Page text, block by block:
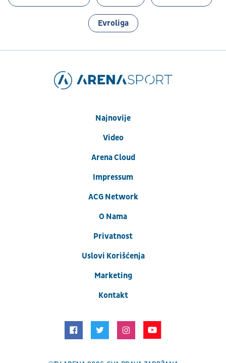
Evroliga
Najnovije
Video
Arena Cloud
Impressum
ACG Network
O Nama
Privatnost
Uslovi Korišćenja
Marketing
Kontakt